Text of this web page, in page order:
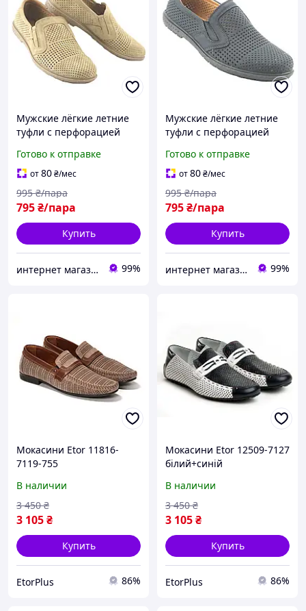
Мужские лёгкие летние
туфли с перфорацией
коричневого цвета
размер 43
Готово к отправке
от80₴/мес
795₴/пара
995 ₴/пара
Купить
интернет магазин ОПТИМАЛЬНЫЙ ВЫБОР 99%
Мужские лёгкие летние
туфли с перфорацией
матового цвета размер 42
Готово к отправке
от80₴/мес
795₴/пара
995 ₴/пара
Купить
интернет магазин ОПТИМАЛЬНЫЙ ВЫБОР 99%
Мокасини Etor 11816-
7119-755
В наличии
3 105₴
3 450 ₴
Купить
EtorPlus 86%
Мокасини Etor 12509-7127
білий+синій
В наличии
3 105₴
3 450 ₴
Купить
EtorPlus 86%